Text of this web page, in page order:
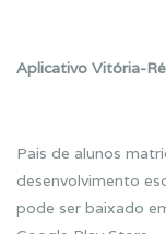
Aplicativo Vitória-
Pais de alunos
desenvolvimento
pode ser baixado